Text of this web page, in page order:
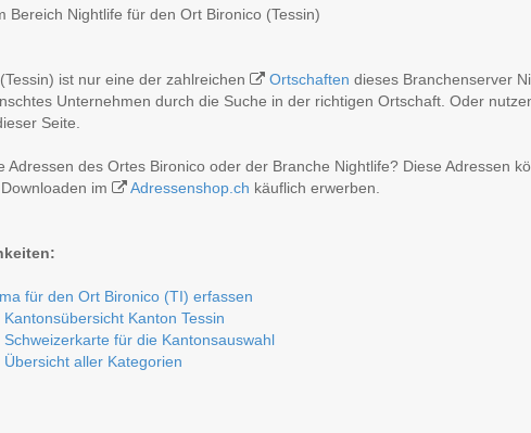
Bereich Nightlife für den Ort Bironico (Tessin)
ist nur eine der zahlreichen Ortschaften dieses Branchenserver
Unternehmen durch die Suche in der richtigen Ortschaft. Oder
Seite.
Adressen des Ortes Bironico oder der Branche Nightlife? Diese Adressen
im
Adressenshop.ch käuflich erwerben.
für den Ort Bironico (TI) erfassen
Kanton Tessin
für die Kantonsauswahl
aller Kategorien